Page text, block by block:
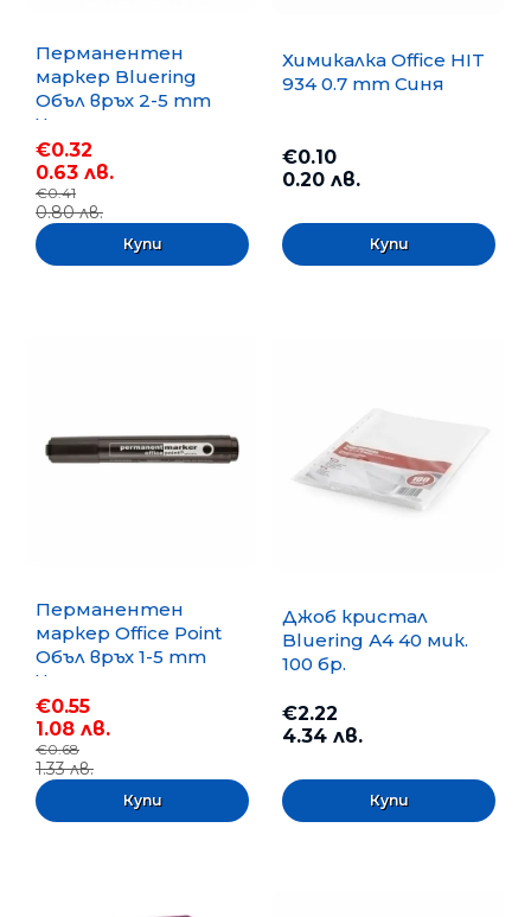
Перманентен
маркер Bluering
Объл връх 2-5 mm
Черен
€0.32
0.63 лв.
€0.41
0.80 лв.
Химикалка Office HIT
934 0.7 mm Синя
€0.10
0.20 лв.
Перманентен
маркер Office Point
Объл връх 1-5 mm
Черен
€0.55
1.08 лв.
€0.68
1.33 лв.
Джоб кристал
Bluering А4 40 мик.
100 бр.
€2.22
4.34 лв.